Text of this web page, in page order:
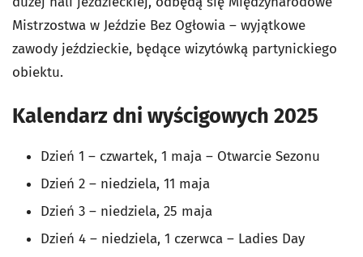
Mistrzostwa w Jeździe Bez Ogłowia – wyjątkowe
zawody jeździeckie, będące wizytówką partynickiego
obiektu.
Kalendarz dni wyścigowych 2025
Dzień 1 – czwartek, 1 maja – Otwarcie Sezonu
Dzień 2 – niedziela, 11 maja
Dzień 3 – niedziela, 25 maja
Dzień 4 – niedziela, 1 czerwca – Ladies Day